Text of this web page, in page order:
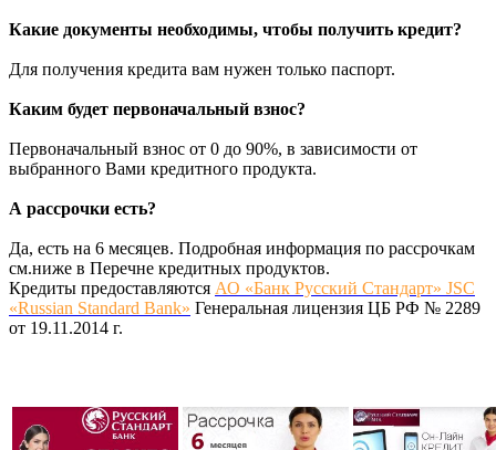
Какие документы необходимы, чтобы получить кредит?
Для получения кредита вам нужен только паспорт.
Каким будет первоначальный взнос?
Первоначальный взнос от 0 до 90%, в зависимости от
выбранного Вами кредитного продукта.
А рассрочки есть?
Да, есть на 6 месяцев. Подробная информация по рассрочкам
см.ниже в Перечне кредитных продуктов.
Кредиты предоставляются АО «Банк Русский Стандарт» JSC
«Russian Standard Bank» Генеральная лицензия ЦБ РФ № 2289
от 19.11.2014 г.